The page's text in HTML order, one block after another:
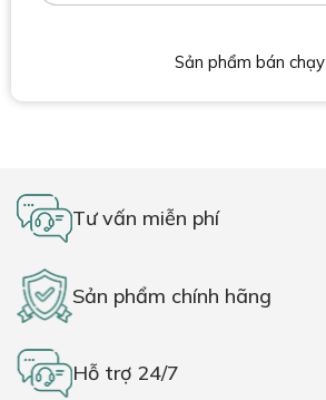
Sản phẩm bán chạy
Tư vấn miễn phí
Sản phẩm chính hãng
Hỗ trợ 24/7